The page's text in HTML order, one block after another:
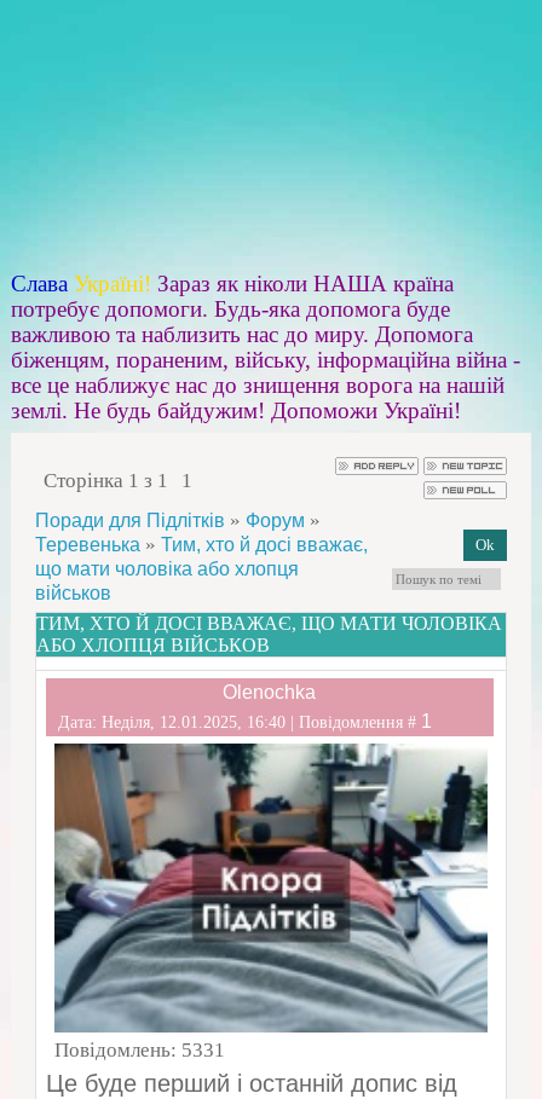
Слава Україні! Зараз як ніколи НАША країна
потребує допомоги. Будь-яка допомога буде
важливою та наблизить нас до миру. Допомога
біженцям, пораненим, війську, інформаційна війна -
все це наближує нас до знищення ворога на нашій
землі. Не будь байдужим! Допоможи Україні!
Сторінка 1 з 1 1
Поради для Підлітків » Форум »
Теревенька » Тим, хто й досі вважає,
що мати чоловіка або хлопця
військов
ТИМ, ХТО Й ДОСІ ВВАЖАЄ, ЩО МАТИ ЧОЛОВІКА
АБО ХЛОПЦЯ ВІЙСЬКОВ
Olenochka
Дата: Неділя, 12.01.2025, 16:40 | Повідомлення # 1
Повідомлень: 5331
Це буде перший і останній допис від